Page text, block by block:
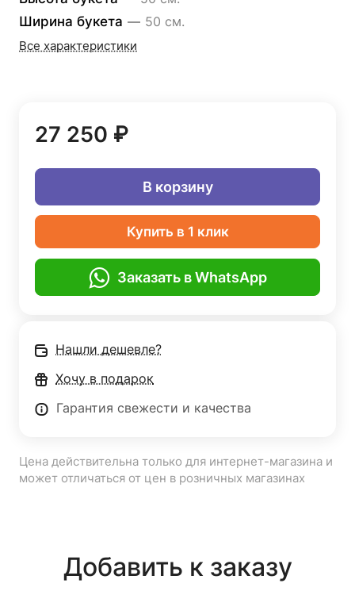
Ширина букета — 50 см.
Все характеристики
27 250 ₽
В корзину
Купить в 1 клик
Заказать в WhatsApp
Нашли дешевле?
Хочу в подарок
Гарантия свежести и качества
Цена действительна только для интернет-магазина и
может отличаться от цен в розничных магазинах
Добавить к заказу